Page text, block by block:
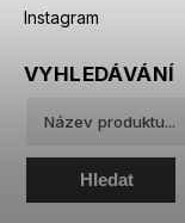
Instagram
VYHLEDÁVÁNÍ
Hledat